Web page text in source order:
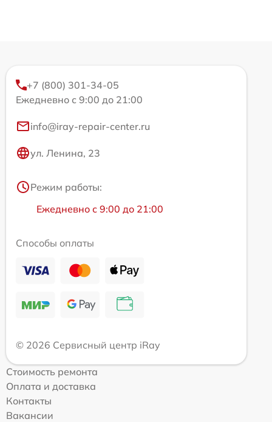
+7 (800) 301-34-05
Ежедневно с 9:00 до 21:00
info@iray-repair-center.ru
ул. Ленина, 23
Режим работы:
Ежедневно с 9:00 до 21:00
Способы оплаты
© 2026 Сервисный центр iRay
Стоимость ремонта
Оплата и доставка
Контакты
Вакансии